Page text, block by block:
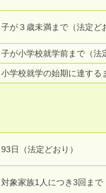
子が３歳未満まで（法定ど
子が小学校就学前まで（法
小学校就学の始期に達する
93日（法定どおり）
対象家族1人につき3回まで